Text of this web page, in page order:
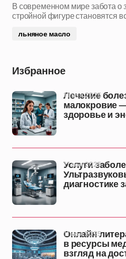
В современном мире забота о
стройной фигуре становятся
льняное масло
Избранное
Лечение
малокровие
здоровье и
11 ноя 2025
Услуги
диагностике
11 ноя 2025
Онлайн
в ресурсы
взгляд на
11 ноя 2025